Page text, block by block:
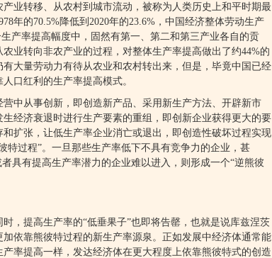
业转移、从农村到城市流动，被称为人类历史上和平时期最
年的70.5%降低到 2020年的23.6% ，中国经济整体劳动生产
产率提高幅度中，固然有第一、第二和第三产业各自的贡
业转向非农产业的过程，对整体生产率提高做出了约44%的
大量劳动力有待从农业和农村转出来，但是，毕竟中国已经
口红利的生产率提高模式。
中从事创新，即创造新产品、采用新生产方法、开辟新市
经济衰退时进行生产要素的重组，即创新企业获得更大的要
扩张，让低生产率企业消亡或退出，即创造性破坏过程实现
特过程”。一旦那些生产率低下不具有竞争力的企业，甚
具有提高生产率潜力的企业难以进入，则形成一个“逆熊彼
，提高生产率的“低垂果子”也即将告罄，也就是说库兹涅茨
依靠熊彼特过程的新生产率源泉。正如发展中经济体通常能
率提高一样，发达经济体在更大程度上依靠熊彼特式的创造